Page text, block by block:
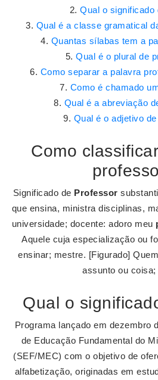
Qual o significado
Qual é a classe gramatical
Quantas sílabas tem a
Qual é o plural de
Como separar a palavra
Como é chamado
Qual é a abreviação
Qual é o adjetivo
Como
Significado de Professor
que ensina, ministra disciplinas,
universidade; docente: adoro meu
Aquele cuja especialização ou
ensinar; mestre. [Figurado]
assunto ou coisa;
Qual o
Programa lançado em dezembro
de Educação Fundamental do
(SEF/MEC) com o objetivo de
alfabetização, originadas em